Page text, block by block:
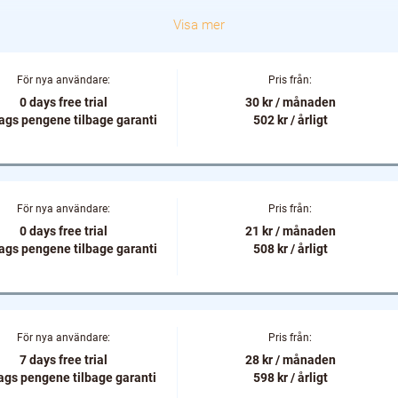
ro kan pröva på diverse olika VPN tjänster och ändå ha en pengarna
nu inte skulle vara helt nöjd med din VPN tjänst.
VPN tjänster så som Hola VPN, men dessa anses i allmänhet
data till tredje part. Något du antagligen inte vill ska ske.
för att ladda ner filer eller komma åt material ifrån servrar och
mer kommer du att få reda på om du tar dig tiden och läser igenom
Visa mer
För nya användare:
0 days free trial
pengene tilbage garanti
Pris från:
30 kr / månaden
502 kr / årligt
För nya användare:
0 days free trial
pengene tilbage garanti
Pris från:
21 kr / månaden
508 kr / årligt
För nya användare:
7 days free trial
pengene tilbage garanti
Pris från:
28 kr / månaden
598 kr / årligt